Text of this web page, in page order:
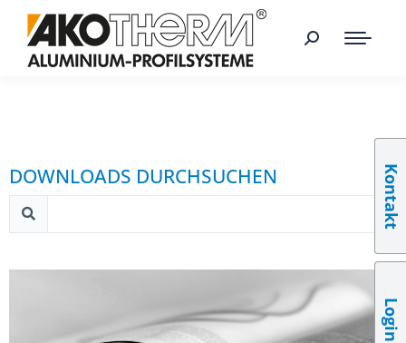
DOWNLOADS DURCHSUCHEN Kontakt
Login